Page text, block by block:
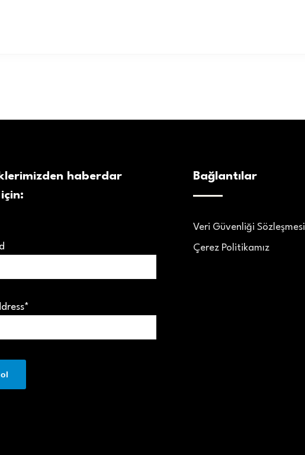
haberdar
Bağlantılar
Veri Güvenliği Sözleşmesi
Çerez Politikamız